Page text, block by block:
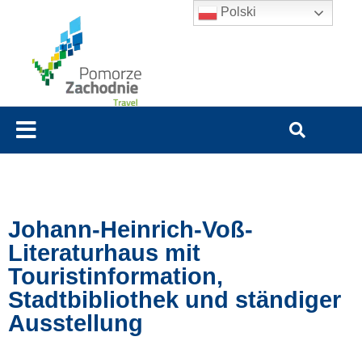
Johann-Heinrich-Voß-
Literaturhaus mit
Touristinformation,
Stadtbibliothek und ständiger
Ausstellung
Polski